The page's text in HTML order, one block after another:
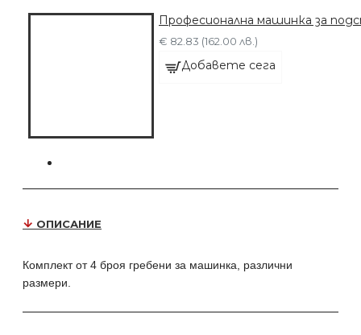
Професионална машинка за
€ 82.83 (162.00 лв.)
Добавете сега
ОПИСАНИЕ
Комплект от 4 броя гребени за машинка, различни
размери.